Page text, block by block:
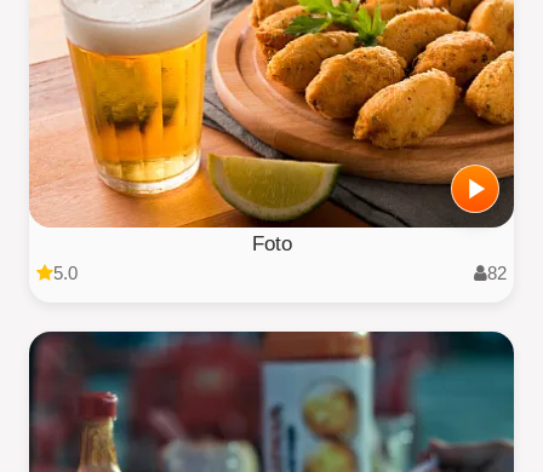
Foto
5.0 82